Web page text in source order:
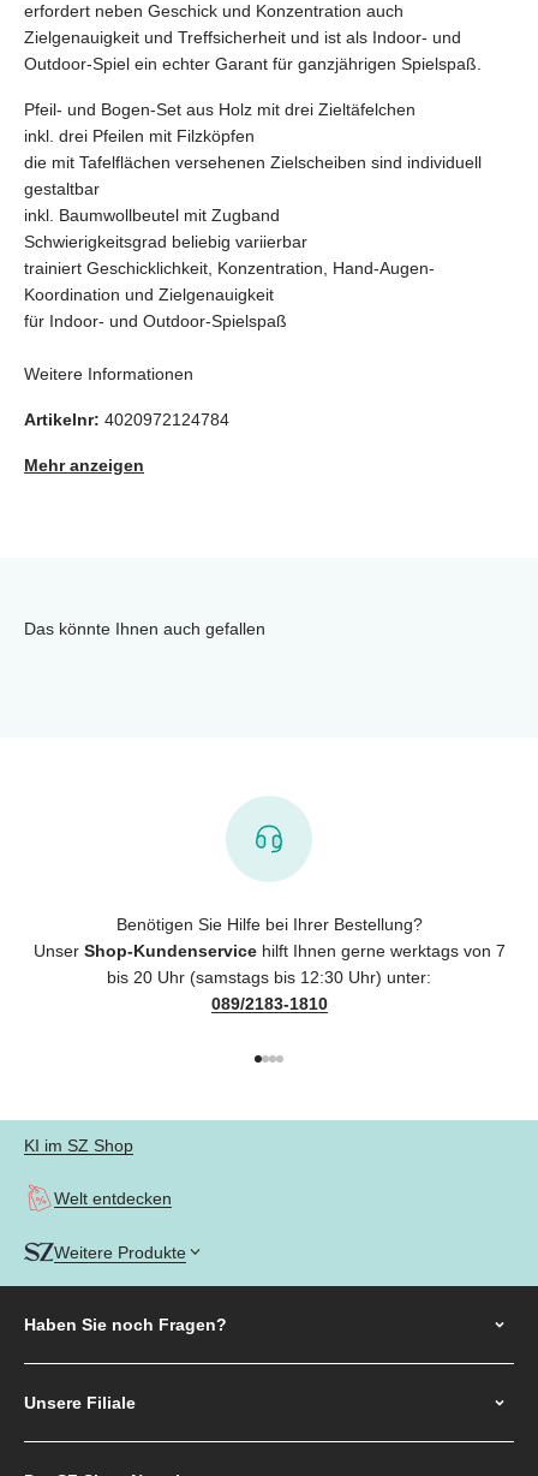
erfordert neben Geschick und Konzentration auch
Zielgenauigkeit und Treffsicherheit und ist als Indoor- und
Outdoor-Spiel ein echter Garant für ganzjährigen Spielspaß.
Pfeil- und Bogen-Set aus Holz mit drei Zieltäfelchen
inkl. drei Pfeilen mit Filzköpfen
die mit Tafelflächen versehenen Zielscheiben sind individuell
gestaltbar
inkl. Baumwollbeutel mit Zugband
Schwierigkeitsgrad beliebig variierbar
trainiert Geschicklichkeit, Konzentration, Hand-Augen-
Koordination und Zielgenauigkeit
für Indoor- und Outdoor-Spielspaß
Weitere Informationen
Artikelnr: 4020972124784
Mehr anzeigen
Das könnte Ihnen auch gefallen
Benötigen Sie Hilfe bei Ihrer Bestellung?
Unser Shop-Kundenservicehilft Ihnen gerne werktags von 7
bis 20 Uhr (samstags bis 12:30 Uhr) unter:
089/2183-1810
KI im SZ Shop
Welt entdecken
Weitere Produkte
Haben Sie noch Fragen?
Unsere Filiale